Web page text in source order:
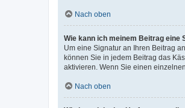
Nach oben
Wie kann ich meinem Beitrag eine
Um eine Signatur an Ihren Beitrag
können Sie in jedem Beitrag das
aktivieren. Wenn Sie einen
Nach oben